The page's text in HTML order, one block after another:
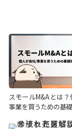
スモールM&Aとは
事業を買うための基